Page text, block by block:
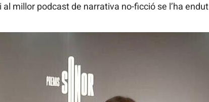
millor podcast de narrativa no-ficció se l’ha endut